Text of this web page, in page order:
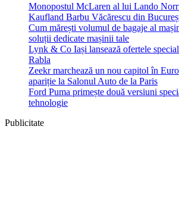
Monopostul McLaren al lui Lando
Kaufland Barbu Văcărescu din
Cum mărești volumul de bagaje al
soluții dedicate mașinii tale
Lynk & Co Iași lansează ofertele
Rabla
Zeekr marchează un nou capitol în
apariție la Salonul Auto de la Paris
Ford Puma primește două versiuni
tehnologie
Publicitate